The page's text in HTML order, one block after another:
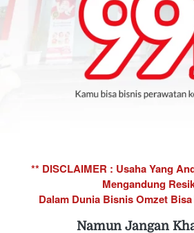
** DISCLAIMER : Usaha Yang
Mengandung
Dalam Dunia Bisnis Omzet
Namun Jangan